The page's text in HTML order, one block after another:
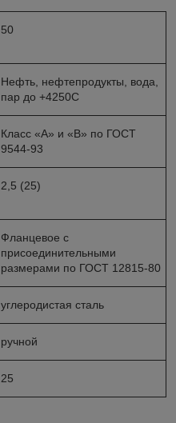
50
Нефть, нефтепродукты, вода,
пар до +4250С
Класс «А» и «В» по ГОСТ
9544-93
2,5 (25)
Фланцевое с
присоединительными
размерами по ГОСТ 12815-80
углеродистая сталь
ручной
25